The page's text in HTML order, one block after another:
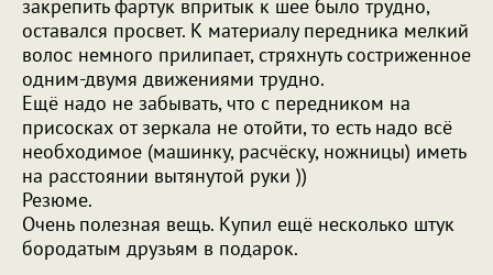
закрепить фартук впритык к шее было трудно,
оставался просвет. К материалу передника мелкий
волос немного прилипает, стряхнуть состриженное
одним-двумя движениями трудно.
Ещё надо не забывать, что с передником на
присосках от зеркала не отойти, то есть надо всё
необходимое (машинку, расчёску, ножницы) иметь
на расстоянии вытянутой руки ))
Резюме.
Очень полезная вещь. Купил ещё несколько штук
бородатым друзьям в подарок.